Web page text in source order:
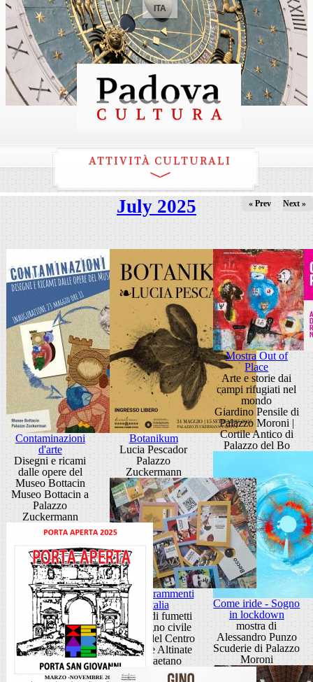
ITA
ATTIVITÀ CULTURALI
July 2025 « Prev Next »
Contaminazioni
d'arte
Disegni e ricami
dalle opere del
Museo Bottacin
Museo Bottacin a
Palazzo
Zuckermann
Botanikum
Lucia Pescador
Palazzo
Zuckermann
Mostra Out of
Place
Arte e storie dai
campi rifugiati nel
mondo
Giardino Pensile di
Palazzo Moroni |
Cortile Antico di
Palazzo del Bo
Come iride - Sogno
in lockdown
mostra di
Alessandro Punzo
Scuderie di Palazzo
Moroni
Mostra Frammenti
d’Italia
20 anni di fumetti
di impegno civile
Ballatoi del Centro
Culturale Altinate
San Gaetano